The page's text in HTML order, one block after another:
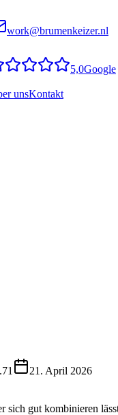
work@brumenkeizer.nl
5,0Google
unsKontakt
21. April 2026
sich gut kombinieren